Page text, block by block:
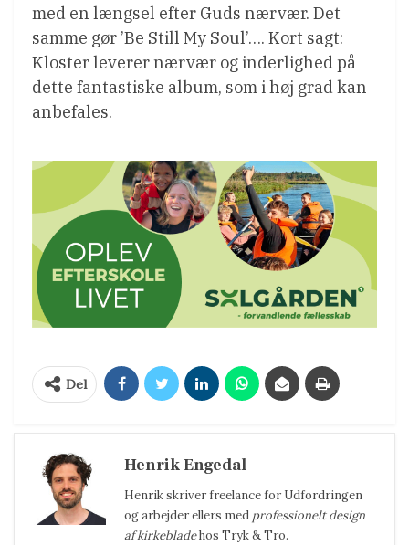
med en længsel efter Guds nærvær. Det
samme gør ’Be Still My Soul’…. Kort sagt:
Kloster leverer nærvær og inderlighed på
dette fantastiske album, som i høj grad kan
anbefales.
Del
Henrik Engedal
Henrikskriver freelance for Udfordringen
og arbejder ellers med professionelt design
af kirkebladehos Tryk & Tro.